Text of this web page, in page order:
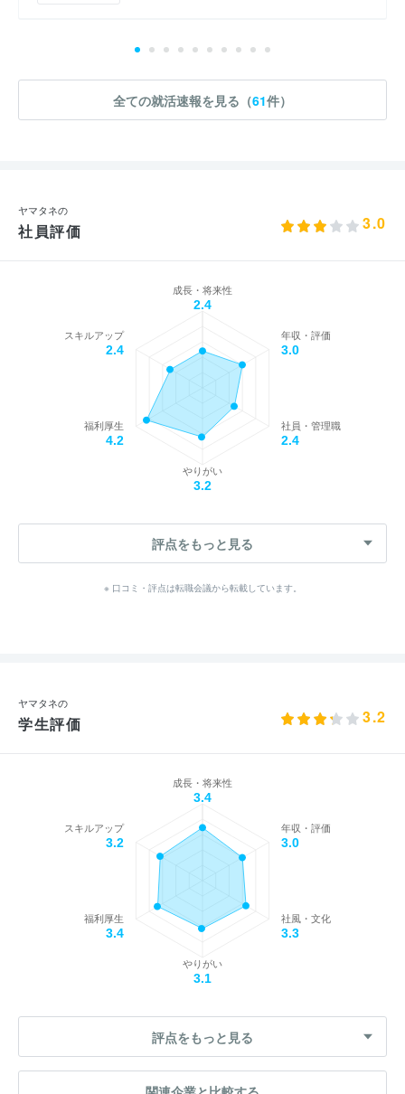
全ての就活速報を見る（61件）
ヤマタネの
社員評価 3.0
成長・将来性
2.4
年収・評価
3.0
社員・管理職
2.4
やりがい
3.2
福利厚生
4.2
スキルアップ
2.4
評点をもっと見る
※ 口コミ・評点は転職会議から転載しています。
ヤマタネの
学生評価 3.2
成長・将来性
3.4
年収・評価
3.0
社風・文化
3.3
やりがい
3.1
福利厚生
3.4
スキルアップ
3.2
評点をもっと見る